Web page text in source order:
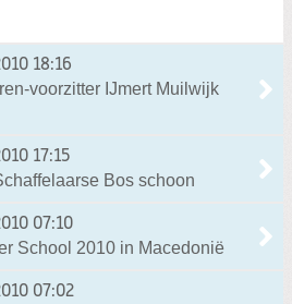
18:16
voorzitter IJmert Muilwijk
17:15
Bos schoon
07:10
School 2010 in Macedonië
07:02